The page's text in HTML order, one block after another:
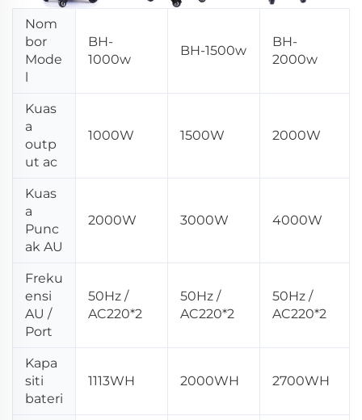
Nom
bor
Mode
l
BH-
1000w
BH-1500w
BH-
2000w
Kuas
a
outp
ut ac
1000W 1500W 2000W
Kuas
a
Punc
ak AU
2000W 3000W 4000W
Freku
ensi
AU /
Port
50Hz /
AC220*2
50Hz /
AC220*2
50Hz /
AC220*2
Kapa
siti
bateri
1113WH 2000WH 2700WH